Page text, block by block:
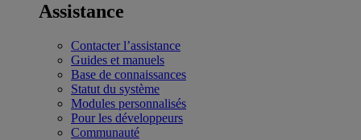
Assistance
Contacter l’assistance
Guides et manuels
Base de connaissances
Statut du système
Modules personnalisés
Pour les développeurs
Communauté